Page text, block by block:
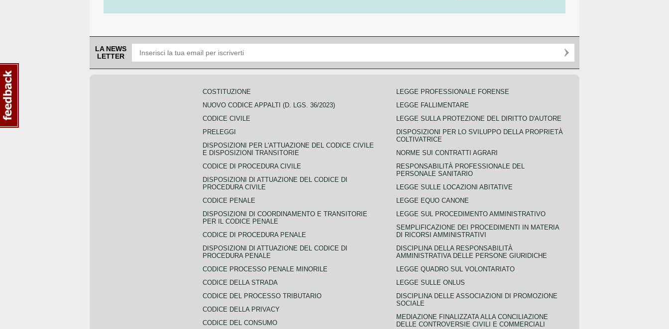
LA NEWS
LETTER
COSTITUZIONE
NUOVO CODICE APPALTI (D. LGS. 36/2023)
CODICE CIVILE
PRELEGGI
DISPOSIZIONI PER L'ATTUAZIONE DEL CODICE CIVILE
E DISPOSIZIONI TRANSITORIE
CODICE DI PROCEDURA CIVILE
DISPOSIZIONI DI ATTUAZIONE DEL CODICE DI
PROCEDURA CIVILE
CODICE PENALE
DISPOSIZIONI DI COORDINAMENTO E TRANSITORIE
PER IL CODICE PENALE
CODICE DI PROCEDURA PENALE
DISPOSIZIONI DI ATTUAZIONE DEL CODICE DI
PROCEDURA PENALE
CODICE PROCESSO PENALE MINORILE
CODICE DELLA STRADA
CODICE DEL PROCESSO TRIBUTARIO
CODICE DELLA PRIVACY
CODICE DEL CONSUMO
LEGGE PROFESSIONALE FORENSE
LEGGE FALLIMENTARE
LEGGE SULLA PROTEZIONE DEL DIRITTO D'AUTORE
DISPOSIZIONI PER LO SVILUPPO DELLA PROPRIETÀ
COLTIVATRICE
NORME SUI CONTRATTI AGRARI
RESPONSABILITÀ PROFESSIONALE DEL
PERSONALE SANITARIO
LEGGE SULLE LOCAZIONI ABITATIVE
LEGGE EQUO CANONE
LEGGE SUL PROCEDIMENTO AMMINISTRATIVO
SEMPLIFICAZIONE DEI PROCEDIMENTI IN MATERIA
DI RICORSI AMMINISTRATIVI
DISCIPLINA DELLA RESPONSABILITÀ
AMMINISTRATIVA DELLE PERSONE GIURIDICHE
LEGGE QUADRO SUL VOLONTARIATO
LEGGE SULLE ONLUS
DISCIPLINA DELLE ASSOCIAZIONI DI PROMOZIONE
SOCIALE
MEDIAZIONE FINALIZZATA ALLA CONCILIAZIONE
DELLE CONTROVERSIE CIVILI E COMMERCIALI